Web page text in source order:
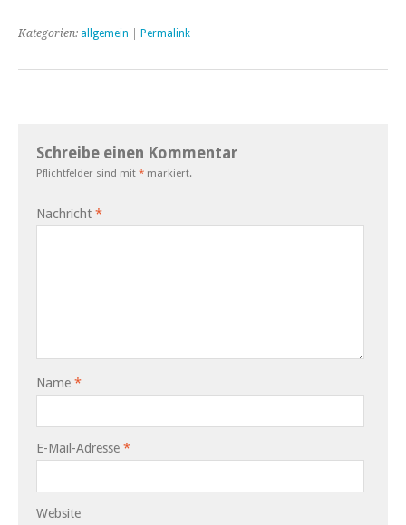
Kategorien: allgemein Permalink
Schreibe einen Kommentar
Pflichtfelder sind mit * markiert.
Nachricht *
Name *
E-Mail-Adresse *
Website